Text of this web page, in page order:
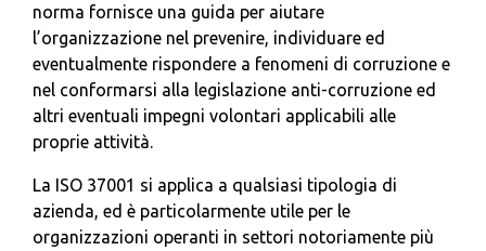
norma fornisce una guida per aiutare
l’organizzazione nel prevenire, individuare ed
eventualmente rispondere a fenomeni di corruzione e
nel conformarsi alla legislazione anti-corruzione ed
altri eventuali impegni volontari applicabili alle
proprie attività.
La ISO 37001 si applica a qualsiasi tipologia di
azienda, ed è particolarmente utile per le
organizzazioni operanti in settori notoriamente più